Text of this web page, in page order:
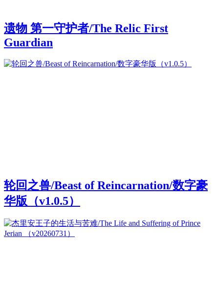
遗物 第一守护者/The Relic First
Guardian
轮回之兽/Beast of Reincarnation/数字豪
华版（v1.0.5）